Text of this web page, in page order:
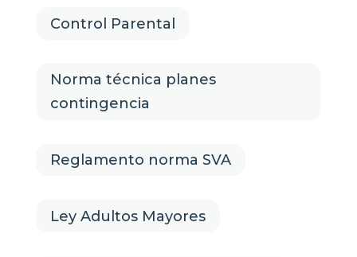
Control Parental
Norma técnica planes
contingencia
Reglamento norma SVA
Ley Adultos Mayores